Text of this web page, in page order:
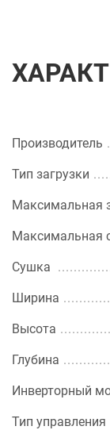
Производитель
Тип загрузки
Максимальная
Максимальная
Сушка
Ширина
Высота
Глубина
Инверторный
Тип управления